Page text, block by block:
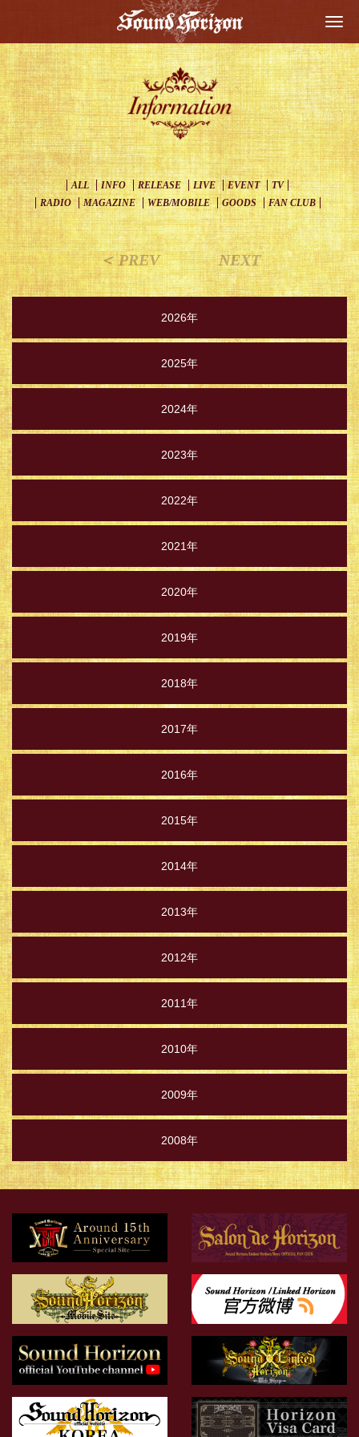
ALL INFO RELEASE LIVE EVENT
TV
RADIO
MAGAZINE WEB/MOBILE GOODS FAN CLUB
＜ PREV NEXT
2026年
2025年
2024年
2023年
2022年
2021年
2020年
2019年
2018年
2017年
2016年
2015年
2014年
2013年
2012年
2011年
2010年
2009年
2008年